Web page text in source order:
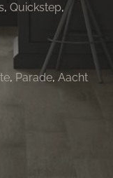
, Quickstep,
, Parade, Aacht